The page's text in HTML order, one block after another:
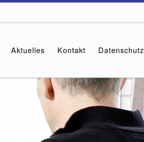
Aktuelles Kontakt Datenschutz